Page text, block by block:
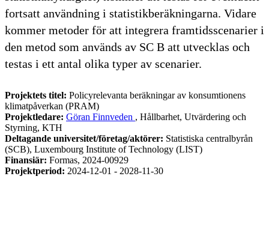
fortsatt användning i statistikberäkningarna. Vidare
kommer metoder för att integrera framtidsscenarier i
den metod som används av SC B att utvecklas och
testas i ett antal olika typer av scenarier.
Projektets titel: Policyrelevanta beräkningar av konsumtionens
klimatpåverkan (PRAM)
Projektledare: Göran Finnveden , Hållbarhet, Utvärdering och
Styrning, KTH
Deltagande universitet/företag/aktörer: Statistiska centralbyrån
(SCB), Luxembourg Institute of Technology (LIST)
Finansiär: Formas, 2024-00929
Projektperiod: 2024-12-01 - 2028-11-30